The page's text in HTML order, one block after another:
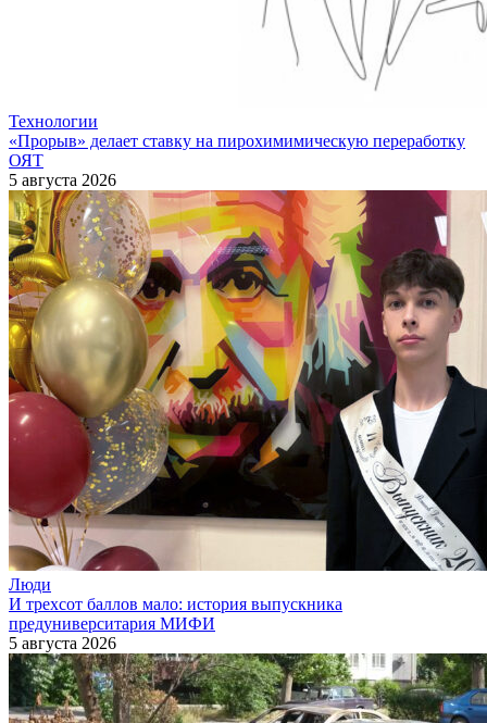
Технологии
«Прорыв» делает ставку на пирохимимическую переработку
ОЯТ
5 августа 2026
Люди
И трехсот баллов мало: история выпускника
предуниверситария МИФИ
5 августа 2026